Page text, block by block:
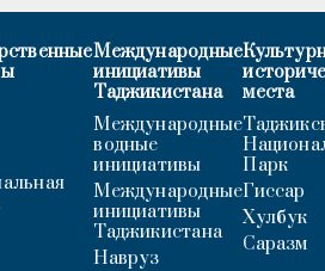
Международные
инициативы
Таджикистана
Международные
водные
инициативы
Международные
инициативы
Таджикистана
Навруз
места
Парк
Гиссар
Хулбук
Саразм